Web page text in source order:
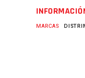
MARCAS